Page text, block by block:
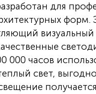
для
форм.
часов
свет,